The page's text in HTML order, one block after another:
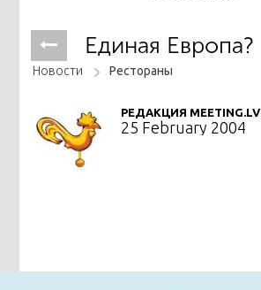
Единая Европа?
Новости Рестораны
РЕДАКЦИЯ MEETING.LV
25 February 2004